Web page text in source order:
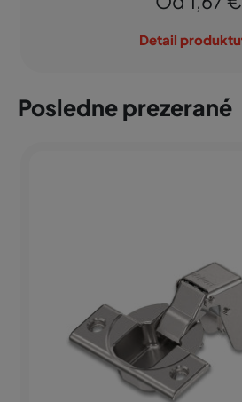
Detail produktu
Posledne prezerané